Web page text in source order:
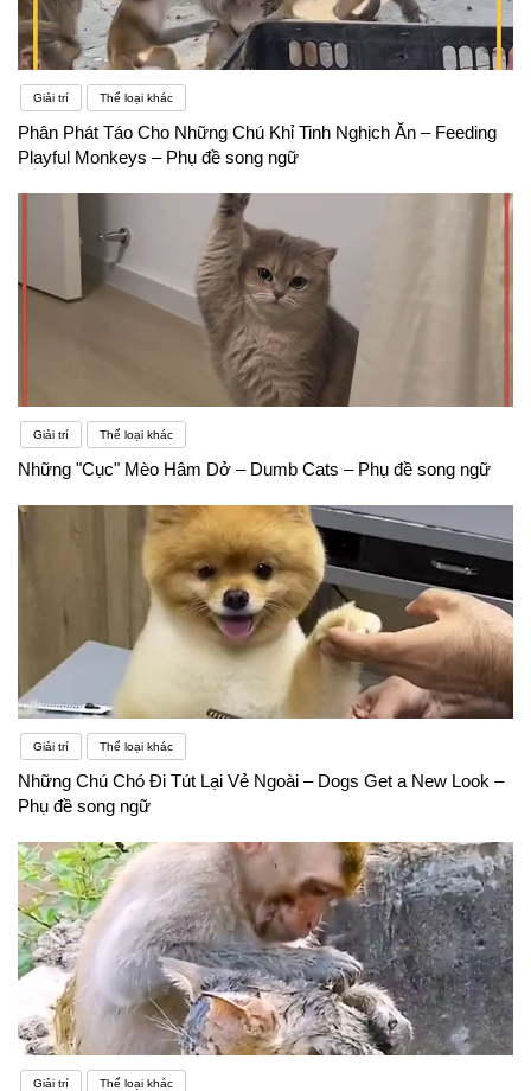
Giải trí Thể loại khác
Phân Phát Táo Cho Những Chú Khỉ Tinh Nghịch Ăn – Feeding
Playful Monkeys – Phụ đề song ngữ
Giải trí Thể loại khác
Những "Cục" Mèo Hâm Dở – Dumb Cats – Phụ đề song ngữ
Giải trí Thể loại khác
Những Chú Chó Đi Tút Lại Vẻ Ngoài – Dogs Get a New Look –
Phụ đề song ngữ
Giải trí Thể loại khác